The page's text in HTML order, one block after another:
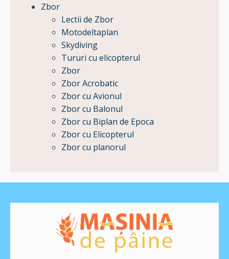
Zbor
Lectii de Zbor
Motodeltaplan
Skydiving
Tururi cu elicopterul
Zbor
Zbor Acrobatic
Zbor cu Avionul
Zbor cu Balonul
Zbor cu Biplan de Epoca
Zbor cu Elicopterul
Zbor cu planorul